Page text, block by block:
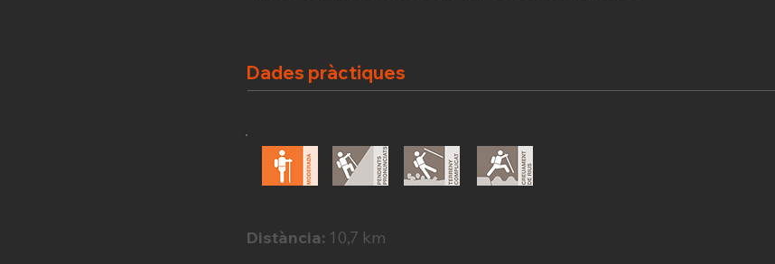
Dades pràctiques
Distància: 10,7 km